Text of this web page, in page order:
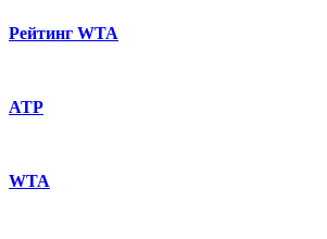
Рейтинг WTA
ATP
WTA